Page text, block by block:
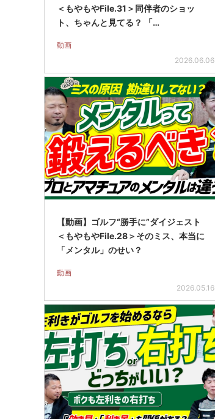
＜もやもやFile.31＞同伴者のショッ
ト、ちゃんと見てる？ 「…
動画
2026.06.06
【動画】ゴルフ“勝手に”ダイジェスト
＜もやもやFile.28＞そのミス、本当に
「メンタル」のせい？
動画
2026.05.16